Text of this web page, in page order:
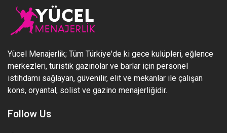
Yücel Menajerlik; Tüm Türkiye'de ki gece kulüpleri, eğlence
merkezleri, turistik gazinolar ve barlar için personel
istihdamı sağlayan, güvenilir, elit ve mekanlar ile çalışan
kons, oryantal, solist ve gazino menajerliğidir.
Follow Us